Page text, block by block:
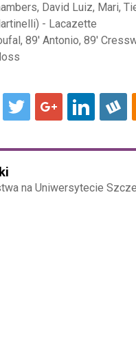
David Luiz, Mari,
- Lacazette
89' Antonio, 89'
na Uniwersytecie